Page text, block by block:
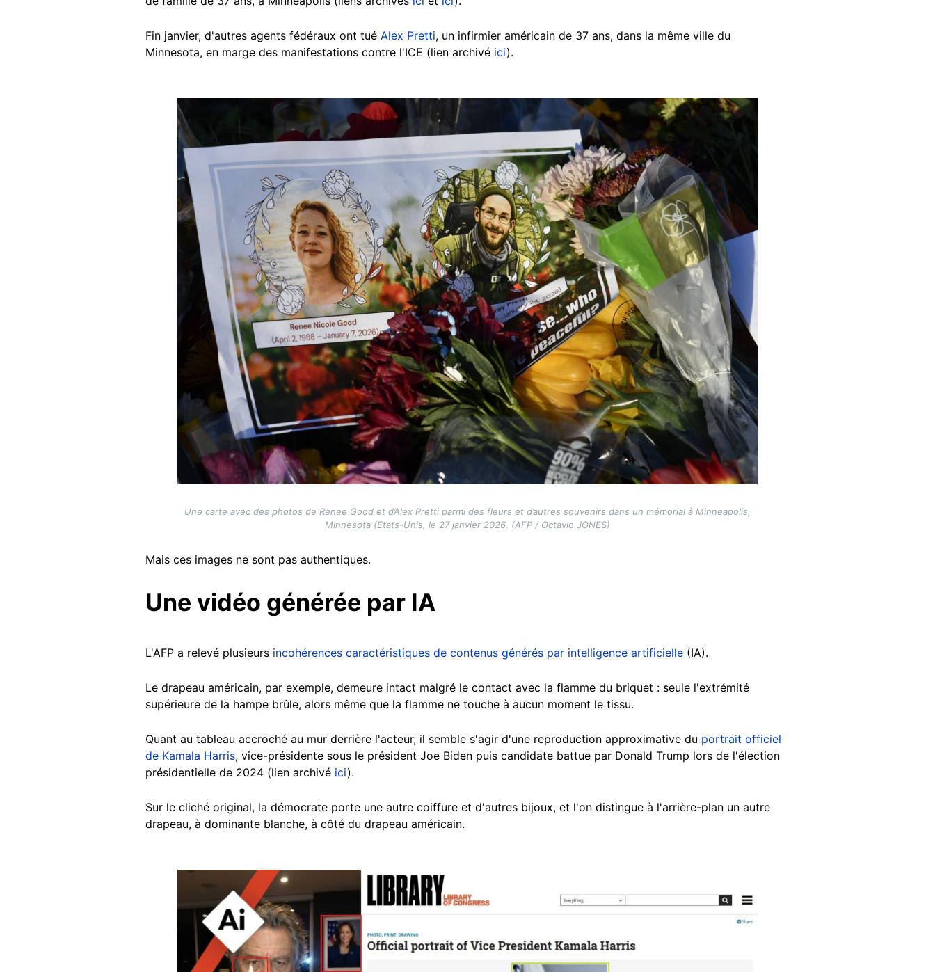
Fin janvier, d'autres agents fédéraux ont tué Alex Pretti, un infirmier américain de 37 ans, dans la même ville du
Minnesota, en marge des manifestations contre l'ICE (lien archivé ici).
Image
Une carte avec des photos de Renee Good et d’Alex Pretti parmi des fleurs et d’autres souvenirs dans un mémorial à Minneapolis,
Minnesota (Etats-Unis, le 27 janvier 2026. (AFP / Octavio JONES)
Mais ces images ne sont pas authentiques.
Une vidéo générée par IA
L'AFP a relevé plusieurs incohérences caractéristiques de contenus générés par intelligence artificielle (IA).
Le drapeau américain, par exemple, demeure intact malgré le contact avec la flamme du briquet : seule l'extrémité
supérieure de la hampe brûle, alors même que la flamme ne touche à aucun moment le tissu.
Quant au tableau accroché au mur derrière l'acteur, il semble s'agir d'une reproduction approximative du portrait officiel
de Kamala Harris, vice-présidente sous le président Joe Biden puis candidate battue par Donald Trump lors de l'élection
présidentielle de 2024 (lien archivé ici).
Sur le cliché original, la démocrate porte une autre coiffure et d'autres bijoux, et l'on distingue à l'arrière-plan un autre
drapeau, à dominante blanche, à côté du drapeau américain.